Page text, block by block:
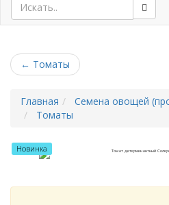
← Томаты
Главная
Семена овощей
Томаты
Новинка